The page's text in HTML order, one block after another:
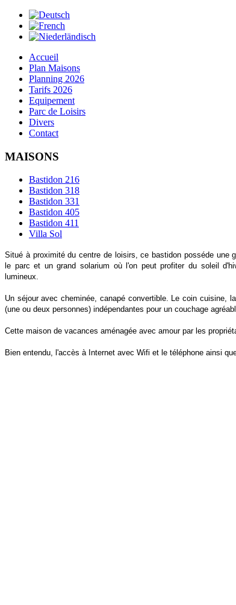
Accueil
Plan Maisons
Planning 2026
Tarifs 2026
Equipement
Parc de Loisirs
Divers
Contact
MAISONS
Bastidon 216
Bastidon 318
Bastidon 331
Bastidon 405
Bastidon 411
Villa Sol
Situé à proximité du centre de loisirs, ce bastidon posséde une
le parc et un grand solarium où l'on peut profiter du soleil
lumineux.
Un séjour avec cheminée, canapé convertible. Le coin cuisine,
(une ou deux personnes) indépendantes pour un couchage
Cette maison de vacances aménagée avec amour par les
Bien entendu, l'accès à Internet avec Wifi et le téléphone ainsi